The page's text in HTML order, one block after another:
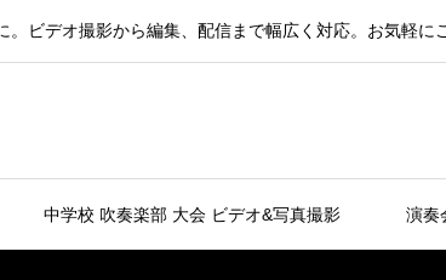
ビデオ撮影から編集、配信まで幅広く対応。お気軽に
中学校 吹奏楽部 大会 ビデオ&写真撮影 演奏